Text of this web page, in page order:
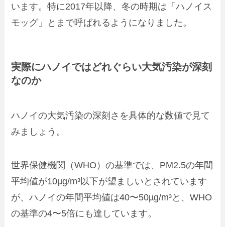
います。特に2017年以降、冬の時期は「ハノイス
モッグ」とまで呼ばれるようになりました。
実際にハノイではどれぐらい大気汚染が深刻
なのか
ハノイの大気汚染の深刻さを具体的な数値で見て
みましょう。
世界保健機関（WHO）の基準では、PM2.5の年間
平均値が10µg/m³以下が望ましいとされています
が、ハノイの年間平均値は40〜50µg/m³と、WHO
の基準の4〜5倍にも達しています。